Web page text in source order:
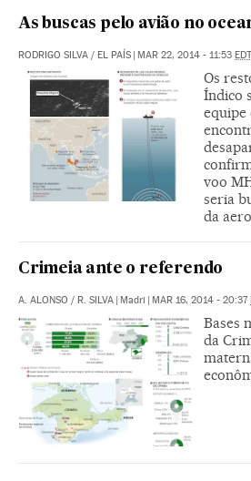
As buscas pelo avião no
RODRIGO SILVA / EL PAÍS | MAR 22, 2014 - 11:53 EDT
Os
Índico
equipe
voo
seria
da
Crimeia ante o referendo
A. ALONSO / R. SILVA | Madri | MAR 16, 2014 - 20:37
Bases
da